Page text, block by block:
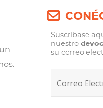
Suscríbase
nuestro
su correo